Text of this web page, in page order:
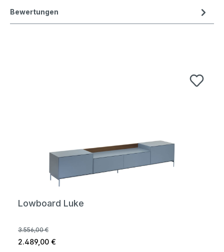
Bewertungen
Lowboard Luke
3.556,00 €
2.489,00 €